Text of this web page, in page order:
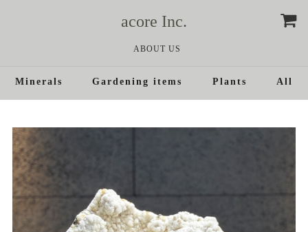
acore Inc.
ABOUT US
Minerals Gardening items Plants All